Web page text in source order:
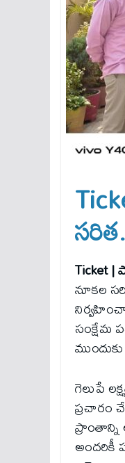
Ticket |
నూకల
సంక్షేమ
గెలుపే
ప్రచారం
అందరికీ